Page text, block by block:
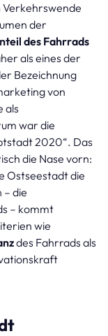
der
des Fahrrads
als eines der
Bezeichnung
von
als
war die
2020“. Das
die Nase vorn:
Ostseestadt die
– die
– kommt
wie
des Fahrrads als